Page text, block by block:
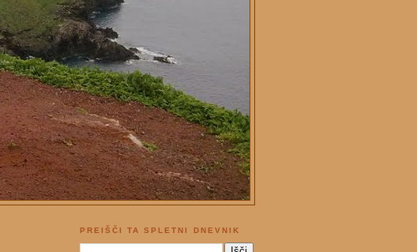
PREIŠČI TA SPLETNI DNEVNIK